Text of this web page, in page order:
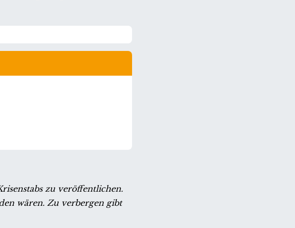
zu veröffentlichen.
wären. Zu verbergen gibt